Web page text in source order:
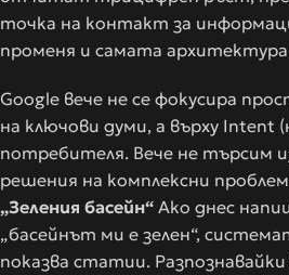
точка на контакт за
променя и самата
Google вече не се фокусира
на ключови думи, а върху Intent
потребителя. Вече не търсим
решения на комплексни
„Зеления басейн“ Ако днес
„басейнът ми е зелен“,
показва статии.